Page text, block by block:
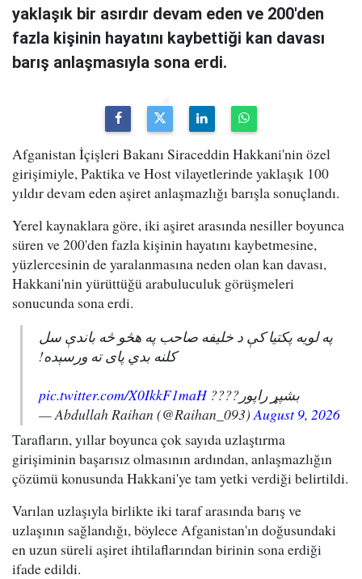
yaklaşık bir asırdır devam eden ve 200'den
fazla kişinin hayatını kaybettiği kan davası
barış anlaşmasıyla sona erdi.
Afganistan İçişleri Bakanı Siraceddin Hakkani'nin özel
girişimiyle, Paktika ve Host vilayetlerinde yaklaşık 100
yıldır devam eden aşiret anlaşmazlığı barışla sonuçlandı.
Yerel kaynaklara göre, iki aşiret arasında nesiller boyunca
süren ve 200'den fazla kişinin hayatını kaybetmesine,
yüzlercesinin de yaralanmasına neden olan kan davası,
Hakkani'nin yürüttüğü arabuluculuk görüşmeleri
sonucunda sona erdi.
په لویه پکتیا کې د خلیفه صاحب په هڅو څه باندې سل
کلنه بدي پای ته ورسېده!
بشپړ راپور????pic.twitter.com/X0IkkF1maH
— Abdullah Raihan (@Raihan_093)August 9, 2026
Tarafların, yıllar boyunca çok sayıda uzlaştırma
girişiminin başarısız olmasının ardından, anlaşmazlığın
çözümü konusunda Hakkani'ye tam yetki verdiği belirtildi.
Varılan uzlaşıyla birlikte iki taraf arasında barış ve
uzlaşının sağlandığı, böylece Afganistan'ın doğusundaki
en uzun süreli aşiret ihtilaflarından birinin sona erdiği
ifade edildi.